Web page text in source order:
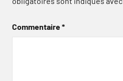
Commentaire*